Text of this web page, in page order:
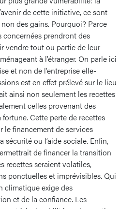
de cette initiative, ce sont
des gains. Pourquoi? Parce
prendront des
vendre tout ou partie de leur
à l’étranger. On parle ici
et non de l’entreprise elle-
est en effet prélevé sur le lieu
ainsi non seulement les recettes
celles provenant des
Cette perte de recettes
le financement de services
sécurité ou l’aide sociale. Enfin,
de financer la transition
recettes seraient volatiles,
ponctuelles et imprévisibles. Qui
climatique exige des
et de la confiance. Les